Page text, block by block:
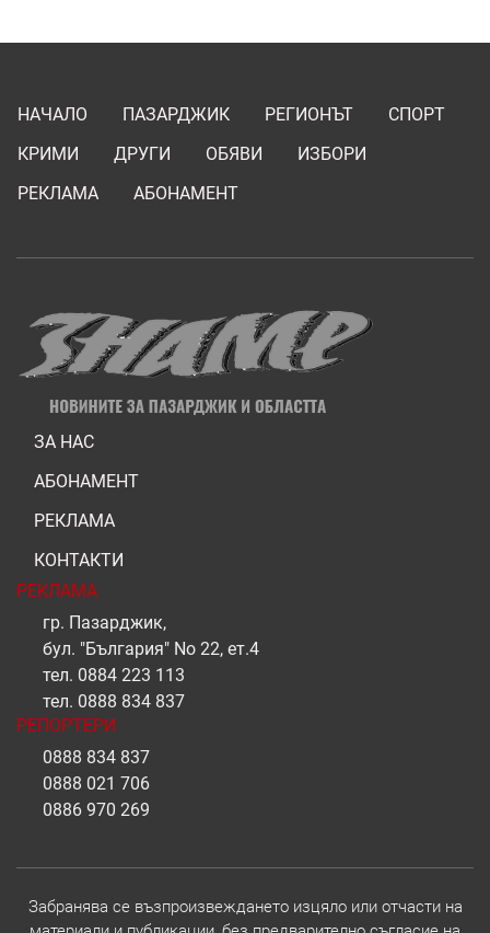
НАЧАЛО ПАЗАРДЖИК РЕГИОНЪТ
СПОРТ
КРИМИ
ДРУГИ ОБЯВИ
ИЗБОРИ
РЕКЛАМА
АБОНАМЕНТ
ЗА НАС
АБОНАМЕНТ
РЕКЛАМА
КОНТАКТИ
РЕКЛАМА
гр. Пазарджик,
бул. "България" No 22, ет.4
тел. 0884 223 113
тел. 0888 834 837
РЕПОРТЕРИ
0888 834 837
0888 021 706
0886 970 269
Забранява се възпроизвеждането изцяло или отчасти на